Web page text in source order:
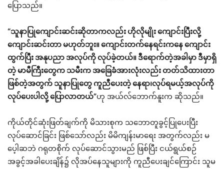
ပြောသည်။
“သူနာပြုကျောင်းဆင်းဆိုတာကလည်း ဟိုလိုမျိုး ကျောင်းပြီးလို့
ကျောင်းဆင်းတာ မဟုတ်ဘူး။ ကျောင်းတက်နေရင်းကနေ ကျောင်း
ထွက်ပြီး အနုပညာ အလုပ်ကို လုပ်ခဲ့တယ်။ ဒီရောက်တဲ့အခါမှာ ဒီမှာရှိ
တဲ့ မာမီကြီးတွေက သမီးက အခြေခံအားလုံးလည်း တတ်သိထားတာ
ဖြစ်တဲ့အတွက် သူနာပြုတွေ ကူညီပေးတဲ့ နေရာ၊လုပ်ရမယ့်အလုပ်ကို
လုပ်ပေးပါလို့ ပြောလာတယ်”ဟု အယ်လ်ဘောက်နူးက ဆိုသည်။
ကိုယ်တိုင်ဆုံးဖြတ်ချက်ကို မိသားစုက သဘောတူခွင့်ပြုပေးပြီး
လုပ်ဆောင်ခြင်း ဖြစ်သော်လည်း မိမိကျန်းမာရေး အတွက်လည်း မ
ပေ့ါဆဘဲ ဂရုတစိုက် လုပ်ဆောင်သွားမည် ဖြစ်ပြီး ငယ်ရွယ်စဉ်
အခွင့်အခါပေးချိန်၌ လိုအပ်နေသူများကို ကူညီပေးချင်ကြောင်း သူမ